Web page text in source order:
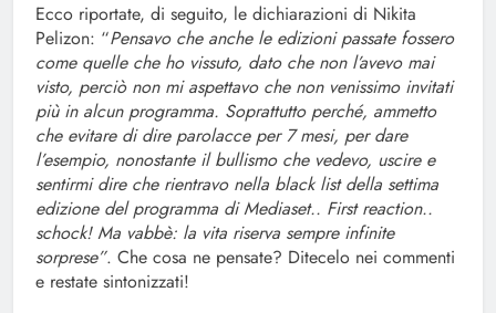
Ecco riportate, di seguito, le dichiarazioni di Nikita
Pelizon: “Pensavo che anche le edizioni passate fossero
come quelle che ho vissuto, dato che non l’avevo mai
visto, perciò non mi aspettavo che non venissimo invitati
più in alcun programma. Soprattutto perché, ammetto
che evitare di dire parolacce per 7 mesi, per dare
l’esempio, nonostante il bullismo che vedevo, uscire e
sentirmi dire che rientravo nella black list della settima
edizione del programma di Mediaset.. First reaction..
schock! Ma vabbè: la vita riserva sempre infinite
sorprese”. Che cosa ne pensate? Ditecelo nei commenti
e restate sintonizzati!